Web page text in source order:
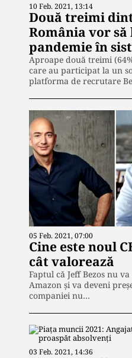
10 Feb. 2021, 13:14
Două treimi
România vor să
pandemie în
Aproape două treimi
care au participat la un
platforma de recrutare
05 Feb. 2021, 07:00
Cine este noul
cât valorează
Faptul că Jeff Bezos nu
Amazon și va deveni
companiei nu…
03 Feb. 2021, 14:36